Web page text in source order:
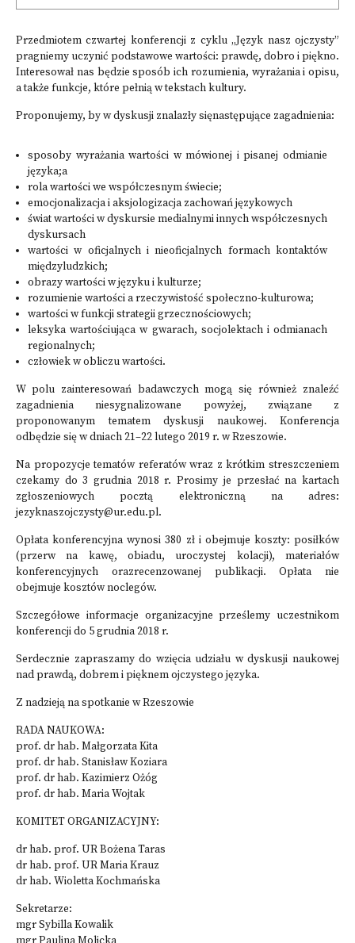
Przedmiotem czwartej konferencji z cyklu „Język nasz ojczysty”
pragniemy uczynić podstawowe wartości: prawdę, dobro i piękno.
Interesował nas będzie sposób ich rozumienia, wyrażania i opisu,
a także funkcje, które pełnią w tekstach kultury.
Proponujemy, by w dyskusji znalazły sięnastępujące zagadnienia:
sposoby wyrażania wartości w mówionej i pisanej odmianie
języka;a
rola wartości we współczesnym świecie;
emocjonalizacja i aksjologizacja zachowań językowych
świat wartości w dyskursie medialnymi innych współczesnych
dyskursach
wartości w oficjalnych i nieoficjalnych formach kontaktów
międzyludzkich;
obrazy wartości w języku i kulturze;
rozumienie wartości a rzeczywistość społeczno-kulturowa;
wartości w funkcji strategii grzecznościowych;
leksyka wartościująca w gwarach, socjolektach i odmianach
regionalnych;
człowiek w obliczu wartości.
W polu zainteresowań badawczych mogą się również znaleźć
zagadnienia niesygnalizowane powyżej, związane z
proponowanym tematem dyskusji naukowej. Konferencja
odbędzie się w dniach 21–22 lutego 2019 r. w Rzeszowie.
Na propozycje tematów referatów wraz z krótkim streszczeniem
czekamy do 3 grudnia 2018 r. Prosimy je przesłać na kartach
zgłoszeniowych pocztą elektroniczną na adres:
jezyknaszojczysty@ur.edu.pl.
Opłata konferencyjna wynosi 380 zł i obejmuje koszty: posiłków
(przerw na kawę, obiadu, uroczystej kolacji), materiałów
konferencyjnych orazrecenzowanej publikacji. Opłata nie
obejmuje kosztów noclegów.
Szczegółowe informacje organizacyjne prześlemy uczestnikom
konferencji do 5 grudnia 2018 r.
Serdecznie zapraszamy do wzięcia udziału w dyskusji naukowej
nad prawdą, dobrem i pięknem ojczystego języka.
Z nadzieją na spotkanie w Rzeszowie
RADA NAUKOWA:
prof. dr hab. Małgorzata Kita
prof. dr hab. Stanisław Koziara
prof. dr hab. Kazimierz Ożóg
prof. dr hab. Maria Wojtak
KOMITET ORGANIZACYJNY:
dr hab. prof. UR Bożena Taras
dr hab. prof. UR Maria Krauz
dr hab. Wioletta Kochmańska
Sekretarze:
mgr Sybilla Kowalik